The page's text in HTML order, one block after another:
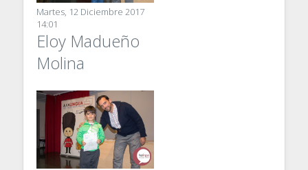
Martes, 12 Diciembre 2017
14:01
Eloy Madueño
Molina